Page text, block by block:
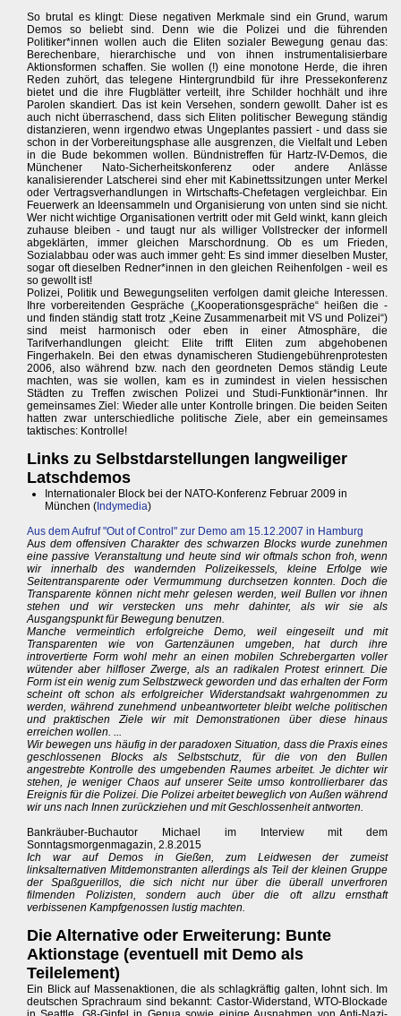
So brutal es klingt: Diese negativen Merkmale sind ein Grund, warum
Demos so beliebt sind. Denn wie die Polizei und die führenden
Politiker*innen wollen auch die Eliten sozialer Bewegung genau das:
Berechenbare, hierarchische und von ihnen instrumentalisierbare
Aktionsformen schaffen. Sie wollen (!) eine monotone Herde, die ihren
Reden zuhört, das telegene Hintergrundbild für ihre Pressekonferenz
bietet und die ihre Flugblätter verteilt, ihre Schilder hochhält und ihre
Parolen skandiert. Das ist kein Versehen, sondern gewollt. Daher ist es
auch nicht überraschend, dass sich Eliten politischer Bewegung ständig
distanzieren, wenn irgendwo etwas Ungeplantes passiert - und dass sie
schon in der Vorbereitungsphase alle ausgrenzen, die Vielfalt und Leben
in die Bude bekommen wollen. Bündnistreffen für Hartz-IV-Demos, die
Münchener Nato-Sicherheitskonferenz oder andere Anlässe
kanalisierender Latscherei sind eher mit Kabinettssitzungen unter Merkel
oder Vertragsverhandlungen in Wirtschafts-Chefetagen vergleichbar. Ein
Feuerwerk an Ideensammeln und Organisierung von unten sind sie nicht.
Wer nicht wichtige Organisationen vertritt oder mit Geld winkt, kann gleich
zuhause bleiben - und taugt nur als williger Vollstrecker der informell
abgeklärten, immer gleichen Marschordnung. Ob es um Frieden,
Sozialabbau oder was auch immer geht: Es sind immer dieselben Muster,
sogar oft dieselben Redner*innen in den gleichen Reihenfolgen - weil es
so gewollt ist!
Polizei, Politik und Bewegungseliten verfolgen damit gleiche Interessen.
Ihre vorbereitenden Gespräche („Kooperationsgespräche“ heißen die -
und finden ständig statt trotz „Keine Zusammenarbeit mit VS und Polizei“)
sind meist harmonisch oder eben in einer Atmosphäre, die
Tarifverhandlungen gleicht: Elite trifft Eliten zum abgehobenen
Fingerhakeln. Bei den etwas dynamischeren Studiengebührenprotesten
2006, also während bzw. nach den geordneten Demos ständig Leute
machten, was sie wollen, kam es in zumindest in vielen hessischen
Städten zu Treffen zwischen Polizei und Studi-Funktionär*innen. Ihr
gemeinsames Ziel: Wieder alle unter Kontrolle bringen. Die beiden Seiten
hatten zwar unterschiedliche politische Ziele, aber ein gemeinsames
taktisches: Kontrolle!
Links zu Selbstdarstellungen langweiliger
Latschdemos
Internationaler Block bei der NATO-Konferenz Februar 2009 in
München ( Indymedia)
Aus dem Aufruf "Out of Control" zur Demo am 15.12.2007 in Hamburg
Aus dem offensiven Charakter des schwarzen Blocks wurde zunehmen
eine passive Veranstaltung und heute sind wir oftmals schon froh, wenn
wir innerhalb des wandernden Polizeikessels, kleine Erfolge wie
Seitentransparente oder Vermummung durchsetzen konnten. Doch die
Transparente können nicht mehr gelesen werden, weil Bullen vor ihnen
stehen und wir verstecken uns mehr dahinter, als wir sie als
Ausgangspunkt für Bewegung benutzen.
Manche vermeintlich erfolgreiche Demo, weil eingeseilt und mit
Transparenten wie von Gartenzäunen umgeben, hat durch ihre
introvertierte Form wohl mehr an einen mobilen Schrebergarten voller
wütender aber hilfloser Zwerge, als an radikalen Protest erinnert. Die
Form ist ein wenig zum Selbstzweck geworden und das erhalten der Form
scheint oft schon als erfolgreicher Widerstandsakt wahrgenommen zu
werden, während zunehmend unbeantworteter bleibt welche politischen
und praktischen Ziele wir mit Demonstrationen über diese hinaus
erreichen wollen. ...
Wir bewegen uns häufig in der paradoxen Situation, dass die Praxis eines
geschlossenen Blocks als Selbstschutz, für die von den Bullen
angestrebte Kontrolle des umgebenden Raumes arbeitet. Je dichter wir
stehen, je weniger Chaos auf unserer Seite umso kontrollierbarer das
Ereignis für die Polizei. Die Polizei arbeitet beweglich von Außen während
wir uns nach Innen zurückziehen und mit Geschlossenheit antworten.
Bankräuber-Buchautor Michael im Interview mit dem
Sonntagsmorgenmagazin, 2.8.2015
Ich war auf Demos in Gießen, zum Leidwesen der zumeist
linksalternativen Mitdemonstranten allerdings als Teil der kleinen Gruppe
der Spaßguerillos, die sich nicht nur über die überall unverfroren
filmenden Polizisten, sondern auch über die oft allzu ernsthaft
verbissenen Kampfgenossen lustig machten.
Die Alternative oder Erweiterung: Bunte
Aktionstage (eventuell mit Demo als
Teilelement)
Ein Blick auf Massenaktionen, die als schlagkräftig galten, lohnt sich. Im
deutschen Sprachraum sind bekannt: Castor-Widerstand, WTO-Blockade